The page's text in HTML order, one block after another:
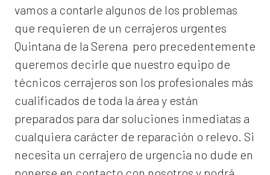
vamos a contarle algunos de los problemas
que requieren de un cerrajeros urgentes
Quintana de la Serena pero precedentemente
queremos decirle que nuestro equipo de
técnicos cerrajeros son los profesionales más
cualificados de toda la área y están
preparados para dar soluciones inmediatas a
cualquiera carácter de reparación o relevo. Si
necesita un cerrajero de urgencia no dude en